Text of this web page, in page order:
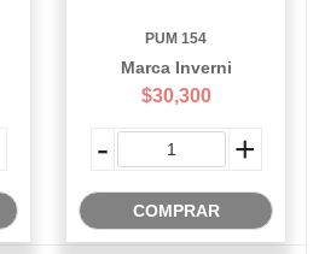
PUM 154
Marca Inverni
$30,300
- +
COMPRAR